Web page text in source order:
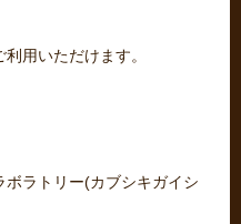
用いただけます。
ラトリー(カブシキガイシ